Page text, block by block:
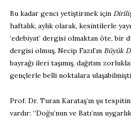
Bu kadar genci yetiştirmek için
haftalık, aylık olarak, kesintilerle
‘edebiyat’ dergisi olmaktan öte, bir
dergisi olmuş, Necip Fazıl’ın Büyük
bayrağı ileri taşımış, dağıtım
gençlerle belli noktalara
Prof. Dr. Turan Karataş’ın şu
vardır: “Doğu’nun ve Batı’nın